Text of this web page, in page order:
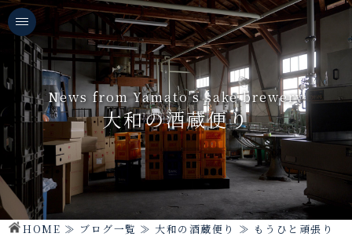
News from Yamato's sake brewery
大和の酒蔵便り
HOME ≫ ブログ一覧 ≫ 大和の酒蔵便り ≫ もうひと頑張り